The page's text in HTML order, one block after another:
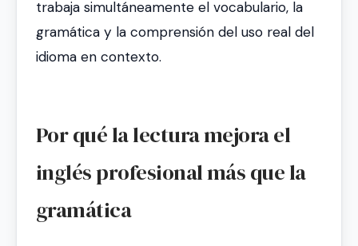
trabaja simultáneamente el vocabulario, la
gramática y la comprensión del uso real del
idioma en contexto.
Por qué la lectura mejora el
inglés profesional más que la
gramática